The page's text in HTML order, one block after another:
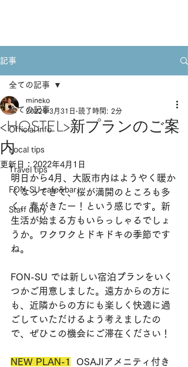
記事
全ての記事
Official info
Local tips
Travel tips
FON-SU cafe&bar
Staff diary
全ての記事
<HOSTEL>新プランのご案
内
mineko
2022年3月31日 読了時間: 2分
更新日： 2022年4月1日
明日から4月、大阪市内はようやく暖か
くなってきて、桜が満開のところも多
く、春がきたー！という感じです。新
生活が始まる方もいらっしゃるでしょ
うか。ワクワクとドキドキの季節です
ね。
FON-SU では新しい宿泊プランをいく
つかご用意しました。遠方からの方に
も、近隣からの方にも楽しく快適に過
ごしていただけるよう考えましたの
で、ぜひこの機会にご滞在ください！
NEW PLAN-1
OSAJIアメニティ付き